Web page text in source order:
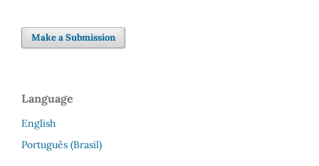
Make a Submission
Language
English
Português (Brasil)